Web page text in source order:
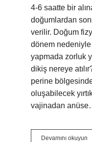
4-6 saatte bir
doğumlardan
verilir. Doğum
dönem
yapmada zorluk
dikiş nereye
perine
oluşabilecek
vajinadan
Devamını okuyun